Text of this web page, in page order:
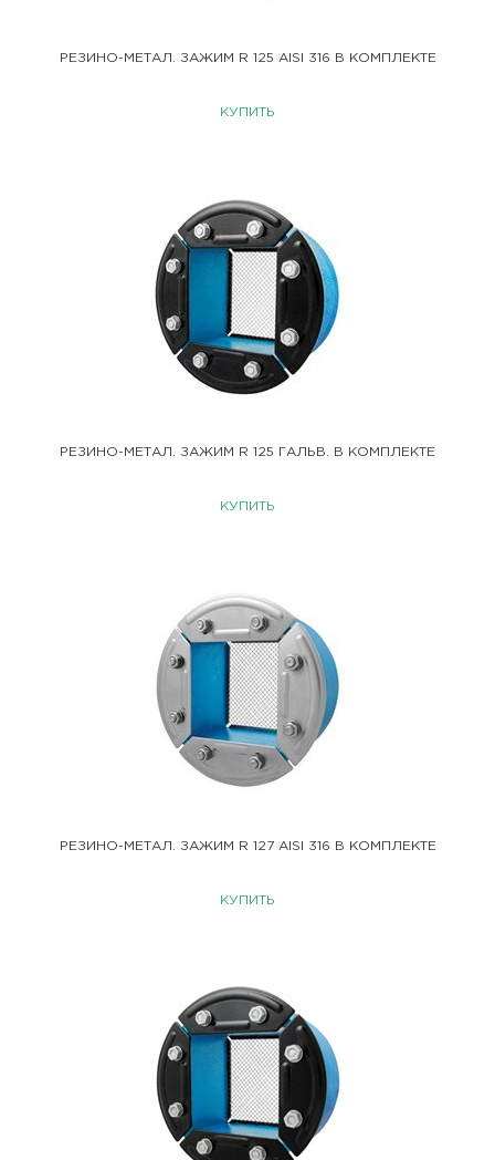
РЕЗИНО-МЕТАЛ. ЗАЖИМ R 125 AISI 316 В КОМПЛЕКТЕ
КУПИТЬ
РЕЗИНО-МЕТАЛ. ЗАЖИМ R 125 ГАЛЬВ. В КОМПЛЕКТЕ
КУПИТЬ
РЕЗИНО-МЕТАЛ. ЗАЖИМ R 127 AISI 316 В КОМПЛЕКТЕ
КУПИТЬ